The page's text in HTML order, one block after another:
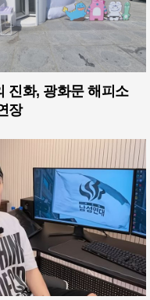
진화, 광화문 해피소
장